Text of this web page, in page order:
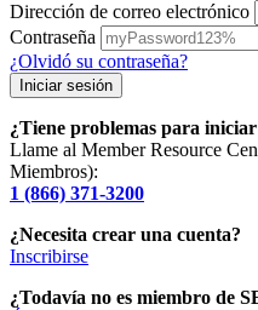
Dirección de correo electrónico
Contraseña
¿Olvidó su contraseña?
¿Tiene problemas para iniciar
Llame al Member Resource
Miembros):
1 (866) 371-3200
¿Necesita crear una cuenta?
Inscribirse
¿Todavía no es miembro de